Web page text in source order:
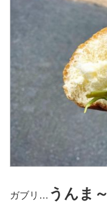
ガブリ… うんま～